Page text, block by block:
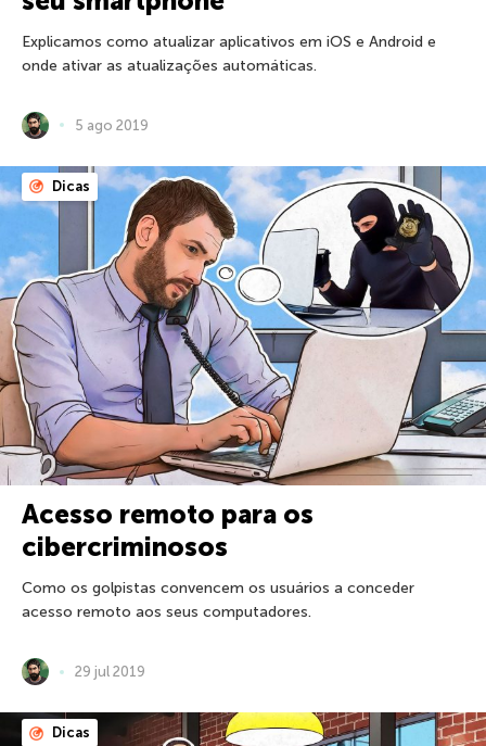
Explicamos como atualizar aplicativos em iOS e Android e
onde ativar as atualizações automáticas.
5 ago 2019
Dicas
Acesso remoto para os
cibercriminosos
Como os golpistas convencem os usuários a conceder
acesso remoto aos seus computadores.
29 jul 2019
Dicas